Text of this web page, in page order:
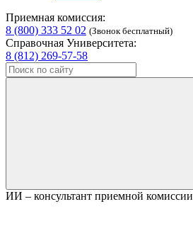
Приемная комиссия:
8 (800) 333 52 02 (Звонок бесплатный)
Справочная Университета:
8 (812) 269-57-58
ИИ – консультант приемной комиссии